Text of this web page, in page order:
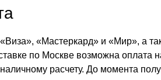
«Мастеркард» и «Мир», а
по Москве возможна оплата
расчету. До момента